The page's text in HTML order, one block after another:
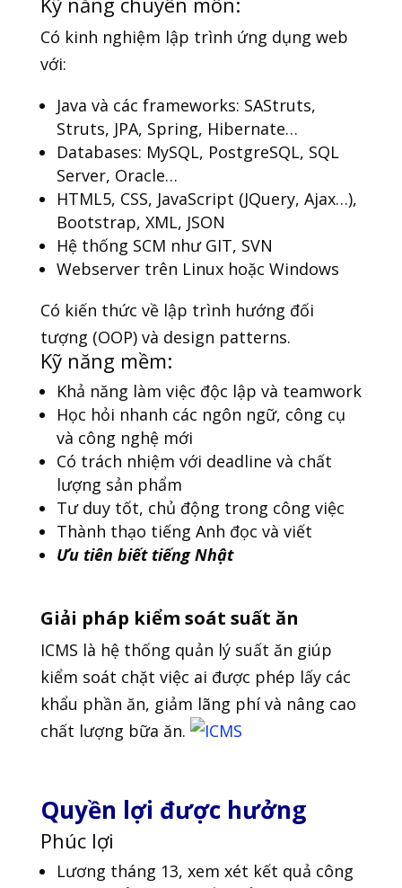
Có kinh nghiệm lập trình ứng dụng web
với:
Java và các frameworks: SAStruts,
Struts, JPA, Spring, Hibernate…
Databases: MySQL, PostgreSQL, SQL
Server, Oracle…
HTML5, CSS, JavaScript (JQuery, Ajax…),
Bootstrap, XML, JSON
Hệ thống SCM như GIT, SVN
Webserver trên Linux hoặc Windows
Có kiến thức về lập trình hướng đối
tượng (OOP) và design patterns.
Kỹ năng mềm:
Khả năng làm việc độc lập và teamwork
Học hỏi nhanh các ngôn ngữ, công cụ
và công nghệ mới
Có trách nhiệm với deadline và chất
lượng sản phẩm
Tư duy tốt, chủ động trong công việc
Thành thạo tiếng Anh đọc và viết
Ưu tiên biết tiếng Nhật
Giải pháp kiểm soát suất ăn
ICMS là hệ thống quản lý suất ăn giúp
kiểm soát chặt việc ai được phép lấy các
khẩu phần ăn, giảm lãng phí và nâng cao
chất lượng bữa ăn.
Quyền lợi được hưởng
Phúc lợi
Lương tháng 13, xem xét kết quả công